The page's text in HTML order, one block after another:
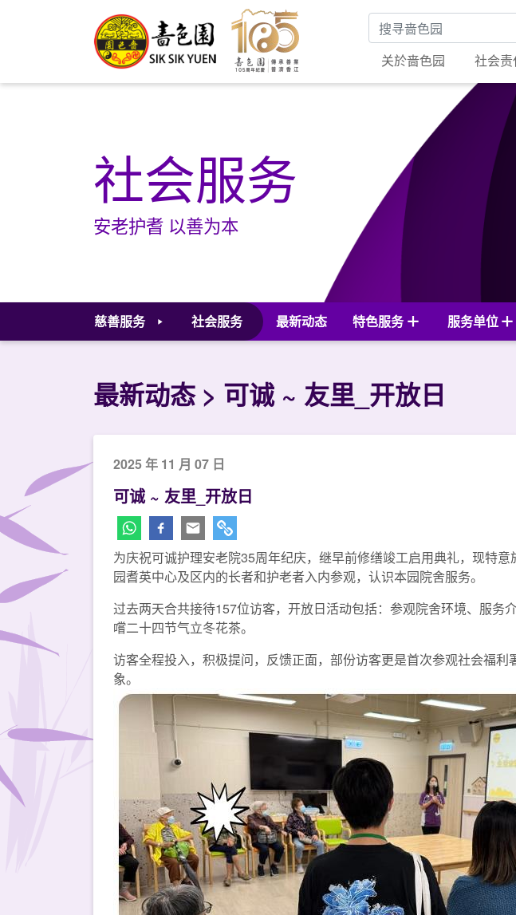
搜寻关键字
关於啬色园
社会责
社会服务
安老护耆 以善为本
慈善服务 社会服务 最新动态 特色服务 服务单位
最新动态 可诚 ~ 友里_开放日
2025 年 11 月 07 日
可诚 ~ 友里_开放日
为庆祝可诚护理安老院35周年纪庆，继早前修缮竣工启用典礼，现特
园耆英中心及区内的长者和护老者入内参观，认识本园院舍服务。
过去两天合共接待157位访客，开放日活动包括：参观院舍环境、服
嚐二十四节气立冬花茶。
访客全程投入，积极提问，反馈正面，部份访客更是首次参观社会福
象。